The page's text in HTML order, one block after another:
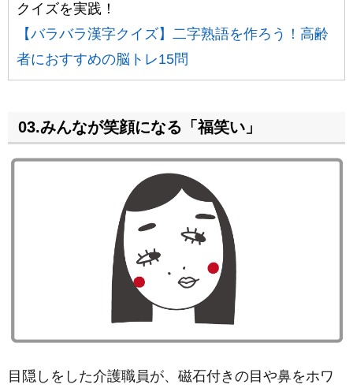
クイズを実践！
【バラバラ漢字クイズ】二字熟語を作ろう！高齢
者におすすめの脳トレ15問
03.みんなが笑顔になる「福笑い」
目隠しをした介護職員が、磁石付きの目や鼻をホワ